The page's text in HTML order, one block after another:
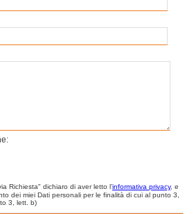
Richiesta" dichiaro di aver letto l’informativa privacy, e
dei miei Dati personali per le finalità di cui al punto 3,
3, lett. b)